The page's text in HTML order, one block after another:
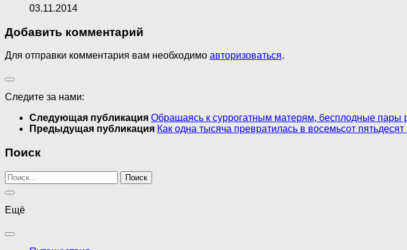
03.11.2014
Добавить комментарий
Для отправки комментария вам необходимо авторизоваться.
Следите за нами:
Следующая публикация Обращаясь к суррогатным матерям, бесплодные пары
Предыдущая публикация Как одна тысяча превратилась в восемьсот пятьдесят
Поиск
Найти:
Ещё